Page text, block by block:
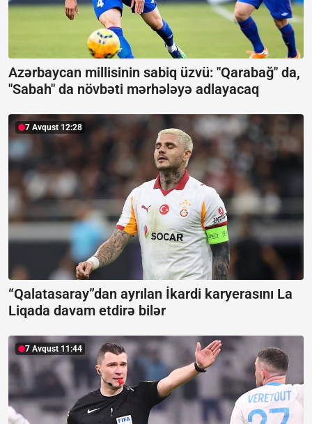
Azərbaycan millisinin sabiq üzvü: "Qarabağ" da,
"Sabah" da növbəti mərhələyə adlayacaq
7 Avqust 12:28
“Qalatasaray”dan ayrılan İkardi karyerasını La
Liqada davam etdirə bilər
7 Avqust 11:44